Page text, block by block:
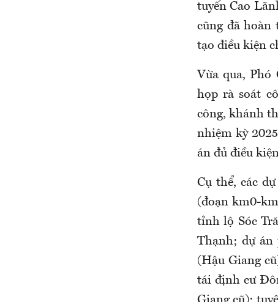
tuyến Cao
cũng đã hoàn
tạo điều kiện
Vừa qua,
họp rà soát
công, khánh
nhiệm kỳ
án đủ điều
Cụ thể, các
(đoạn km0-
tỉnh lộ Sóc
Thạnh; dự án
(Hậu Giang
tái định cư